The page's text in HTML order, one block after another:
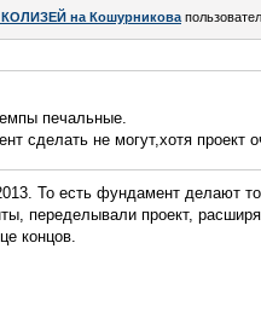
КОЛИЗЕЙ на Кошурникова
печальные.
сделать не могут,хотя проект
То есть фундамент делают
переделывали проект,
концов.